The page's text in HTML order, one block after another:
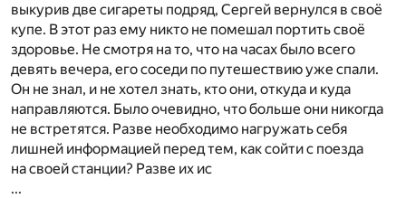
выкурив две сигареты подряд, Сергей вернулся в своё
купе. В этот раз ему никто не помешал портить своё
здоровье. Не смотря на то, что на часах было всего
девять вечера, его соседи по путешествию уже спали.
Он не знал, и не хотел знать, кто они, откуда и куда
направляются. Было очевидно, что больше они никогда
не встретятся. Разве необходимо нагружать себя
лишней информацией перед тем, как сойти с поезда
на своей станции? Разве их ис
...